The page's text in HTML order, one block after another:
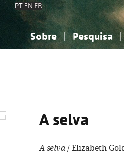
PT EN FR
Sobre Pesquisa
A selva
A selva / Elizabeth